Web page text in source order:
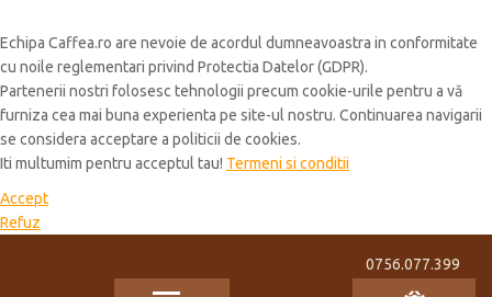
Echipa Caffea.ro are nevoie de acordul dumneavoastra in conformitate
cu noile reglementari privind Protectia Datelor (GDPR).
Partenerii nostri folosesc tehnologii precum cookie-urile pentru a vă
furniza cea mai buna experienta pe site-ul nostru. Continuarea navigarii
se considera acceptare a politicii de cookies.
Iti multumim pentru acceptul tau! Termeni si conditii
Accept
Refuz
0756.077.399